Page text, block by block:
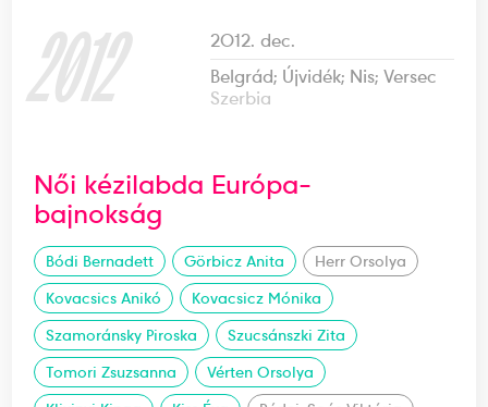
2012
2012. dec.
Belgrád; Újvidék; Nis; Versec
Szerbia
Női kézilabda Európa-
bajnokság
Bódi Bernadett Görbicz Anita
Herr Orsolya
Kovacsics Anikó
Kovacsicz Mónika
Szamoránsky Piroska
Szucsánszki Zita
Tomori Zsuzsanna
Vérten Orsolya